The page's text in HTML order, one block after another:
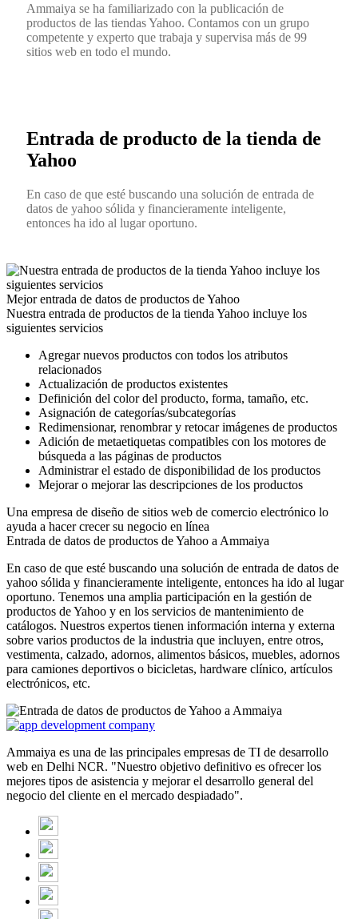
Ammaiya se ha familiarizado con la publicación de
productos de las tiendas Yahoo. Contamos con un grupo
competente y experto que trabaja y supervisa más de 99
sitios web en todo el mundo.
Entrada de producto de la tienda de
Yahoo
En caso de que esté buscando una solución de entrada de
datos de yahoo sólida y financieramente inteligente,
entonces ha ido al lugar oportuno.
Mejor entrada de datos de productos de Yahoo
Nuestra entrada de productos de la tienda Yahoo incluye los
siguientes servicios
Agregar nuevos productos con todos los atributos
relacionados
Actualización de productos existentes
Definición del color del producto, forma, tamaño, etc.
Asignación de categorías/subcategorías
Redimensionar, renombrar y retocar imágenes de productos
Adición de metaetiquetas compatibles con los motores de
búsqueda a las páginas de productos
Administrar el estado de disponibilidad de los productos
Mejorar o mejorar las descripciones de los productos
Una empresa de diseño de sitios web de comercio electrónico lo
ayuda a hacer crecer su negocio en línea
Entrada de datos de productos de Yahoo a Ammaiya
En caso de que esté buscando una solución de entrada de datos de
yahoo sólida y financieramente inteligente, entonces ha ido al lugar
oportuno. Tenemos una amplia participación en la gestión de
productos de Yahoo y en los servicios de mantenimiento de
catálogos. Nuestros expertos tienen información interna y externa
sobre varios productos de la industria que incluyen, entre otros,
vestimenta, calzado, adornos, alimentos básicos, muebles, adornos
para camiones deportivos o bicicletas, hardware clínico, artículos
electrónicos, etc.
Ammaiya es una de las principales empresas de TI de desarrollo
web en Delhi NCR. "Nuestro objetivo definitivo es ofrecer los
mejores tipos de asistencia y mejorar el desarrollo general del
negocio del cliente en el mercado despiadado".